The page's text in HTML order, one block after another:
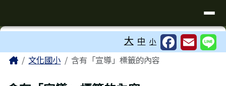
⏸
大 中 小
主內容區域
Home文化國小 含有「宣導」標籤的內容
頁尾區域